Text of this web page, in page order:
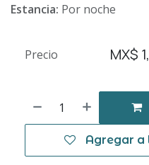
Estancia: Por noche
Agregar a
Precio MX$